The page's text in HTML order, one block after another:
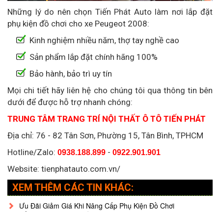
Những lý do nên chọn Tiến Phát Auto làm nơi lắp đặt
phụ kiện đồ chơi cho xe Peugeot 2008:
Kinh nghiệm nhiều năm, thợ tay nghề cao
Sản phẩm lắp đặt chính hãng 100%
Bảo hành, bảo trì uy tín
Mọi chi tiết hãy liên hệ cho chúng tôi qua thông tin bên
dưới để được hỗ trợ nhanh chóng:
TRUNG TÂM TRANG TRÍ NỘI THẤT Ô TÔ TIẾN PHÁT
Địa chỉ: 76 - 82 Tân Sơn, Phường 15, Tân Bình, TPHCM
Hotline/Zalo: 0938.188.899 - 0922.901.901
Website: tienphatauto.com.vn/
XEM THÊM CÁC TIN KHÁC:
Ưu Đãi Giảm Giá Khi Nâng Cấp Phụ Kiện Đồ Chơi